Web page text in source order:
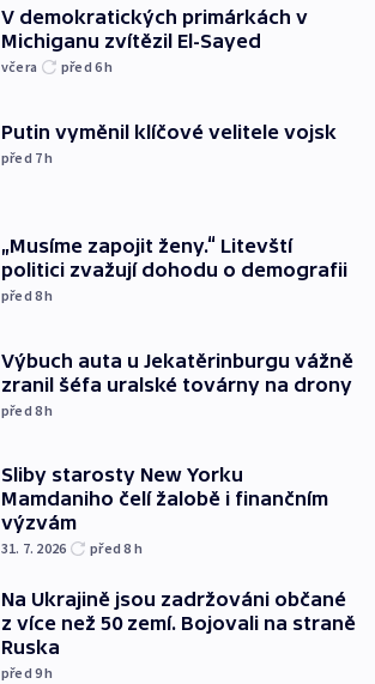
V demokratických primárkách v
Michiganu zvítězil El-Sayed
včera před 6h
Putin vyměnil klíčové velitele vojsk
před 7h
„Musíme zapojit ženy.“ Litevští
politici zvažují dohodu o demografii
před 8h
Výbuch auta u Jekatěrinburgu vážně
zranil šéfa uralské továrny na drony
před 8h
Sliby starosty New Yorku
Mamdaniho čelí žalobě i finančním
výzvám
31. 7. 2026 před 8 h
Na Ukrajině jsou zadržováni občané
z více než 50 zemí. Bojovali na straně
Ruska
před 9h